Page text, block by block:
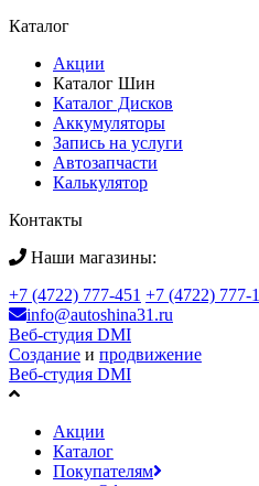
Каталог
Акции
Каталог Шин
Каталог Дисков
Аккумуляторы
Запись на услуги
Автозапчасти
Калькулятор
Контакты
Наши магазины:
+7 (4722) 777-451 +7 (4722) 777-
info@autoshina31.ru
Веб-студия DMI
Создание и продвижение
Веб-студия DMI
Акции
Каталог
Покупателям